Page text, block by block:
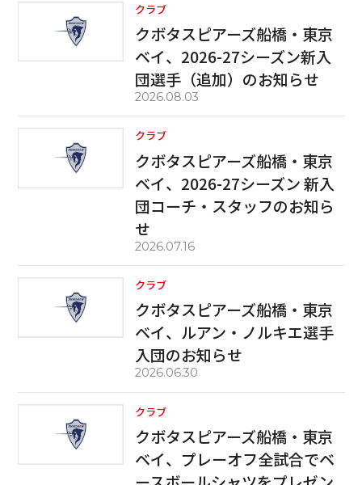
クラブ
クボタスピアーズ船橋・東京
ベイ、2026-27シーズン新入
団選手（追加）のお知らせ
2026.08.03
クラブ
クボタスピアーズ船橋・東京
ベイ、2026-27シーズン 新入
団コーチ・スタッフのお知ら
せ
2026.07.16
クラブ
クボタスピアーズ船橋・東京
ベイ、ルアン・ノルキエ選手
入団のお知らせ
2026.06.30
クラブ
クボタスピアーズ船橋・東京
ベイ、プレーオフ全試合でベ